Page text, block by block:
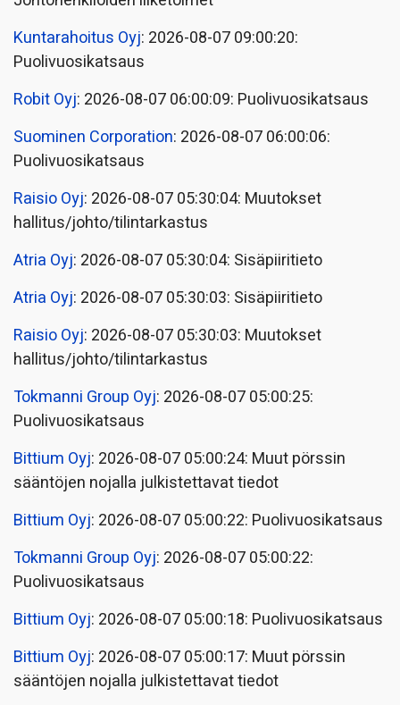
Kuntarahoitus Oyj: 2026-08-07 09:00:20:
Puolivuosikatsaus
Robit Oyj: 2026-08-07 06:00:09: Puolivuosikatsaus
Suominen Corporation: 2026-08-07 06:00:06:
Puolivuosikatsaus
Raisio Oyj: 2026-08-07 05:30:04: Muutokset
hallitus/johto/tilintarkastus
Atria Oyj: 2026-08-07 05:30:04: Sisäpiiritieto
Atria Oyj: 2026-08-07 05:30:03: Sisäpiiritieto
Raisio Oyj: 2026-08-07 05:30:03: Muutokset
hallitus/johto/tilintarkastus
Tokmanni Group Oyj: 2026-08-07 05:00:25:
Puolivuosikatsaus
Bittium Oyj: 2026-08-07 05:00:24: Muut pörssin
sääntöjen nojalla julkistettavat tiedot
Bittium Oyj: 2026-08-07 05:00:22: Puolivuosikatsaus
Tokmanni Group Oyj: 2026-08-07 05:00:22:
Puolivuosikatsaus
Bittium Oyj: 2026-08-07 05:00:18: Puolivuosikatsaus
Bittium Oyj: 2026-08-07 05:00:17: Muut pörssin
sääntöjen nojalla julkistettavat tiedot